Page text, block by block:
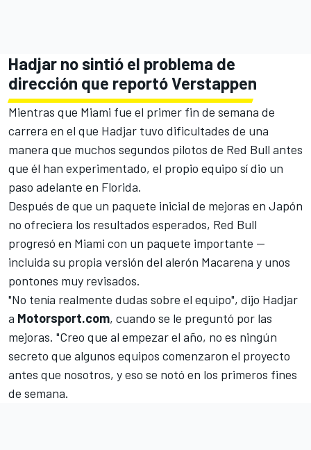
Hadjar no sintió el problema de
dirección que reportó Verstappen
Mientras que Miami fue el primer fin de semana de
carrera en el que Hadjar tuvo dificultades de una
manera que muchos segundos pilotos de Red Bull antes
que él han experimentado, el propio equipo sí dio un
paso adelante en Florida.
Después de que un paquete inicial de mejoras en Japón
no ofreciera los resultados esperados, Red Bull
progresó en Miami con un paquete importante —
incluida su propia versión del alerón Macarena y unos
pontones muy revisados.
"No tenía realmente dudas sobre el equipo", dijo Hadjar
a Motorsport.com, cuando se le preguntó por las
mejoras. "Creo que al empezar el año, no es ningún
secreto que algunos equipos comenzaron el proyecto
antes que nosotros, y eso se notó en los primeros fines
de semana.